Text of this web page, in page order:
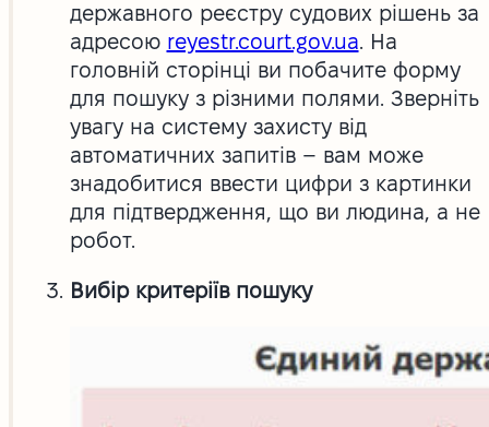
державного реєстру судових рішень за
адресою reyestr.court.gov.ua. На
головній сторінці ви побачите форму
для пошуку з різними полями. Зверніть
увагу на систему захисту від
автоматичних запитів – вам може
знадобитися ввести цифри з картинки
для підтвердження, що ви людина, а не
робот.
Вибір критеріїв пошуку